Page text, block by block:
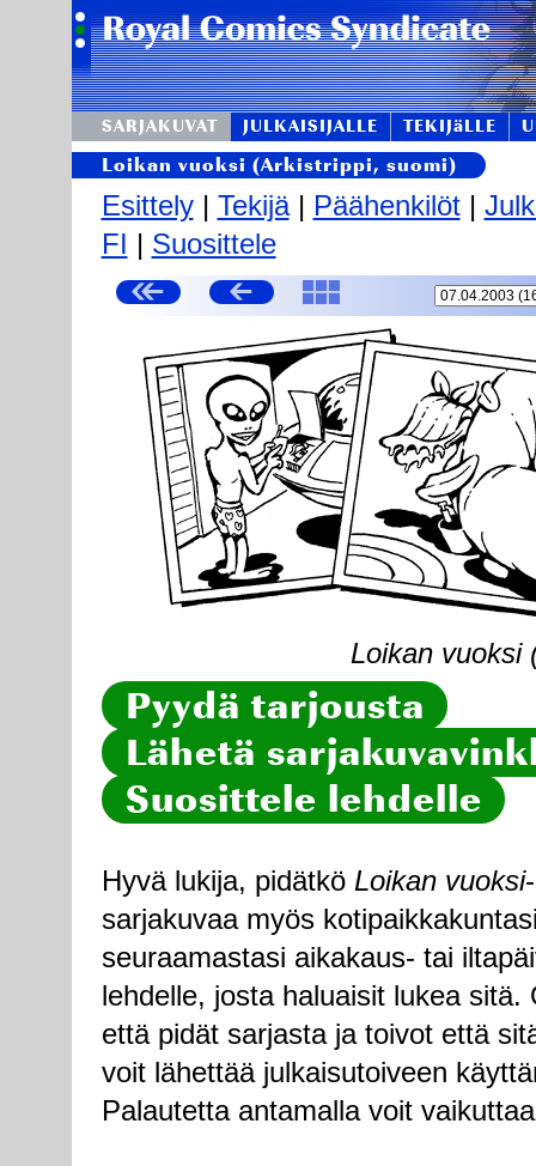
SARJAKUVAT JULKAISIJALLE TEKIJäLLE
Loikan vuoksi (Arkistrippi, suomi)
Esittely| Tekijä| Päähenkilöt|
FI | Suosittele
Loikan vuoksi
Pyydä tarjousta
Lähetä
Suosittele lehdelle
Hyvä lukija, pidätkö Loikan vuoksi
sarjakuvaa myös
seuraamastasi aikakaus- tai
lehdelle, josta haluaisit lukea
että pidät sarjasta ja toivot että
voit lähettää julkaisutoiveen
Palautetta antamalla voit